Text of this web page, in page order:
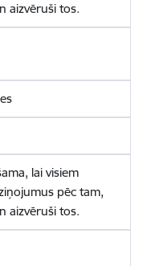
aizvēruši tos.
lai visiem
pēc tam,
aizvēruši tos.